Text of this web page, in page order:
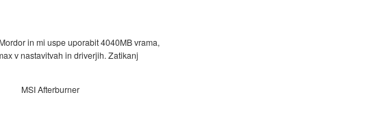
in mi uspe uporabit 4040MB vrama,
v nastavitvah in driverjih. Zatikanj
MSI Afterburner